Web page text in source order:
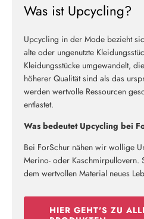
Was ist Upcycling?
Upcycling in der Mode bezieht
alte oder ungenutzte
Kleidungsstücke umgewandelt,
höherer Qualität sind als das
werden wertvolle Ressourcen
entlastet.
Was bedeutet Upcycling bei
Bei ForSchur nähen wir wollige
Merino- oder Kaschmirpullovern.
dem wertvollen Material neues
HIER GEHT'S ZU